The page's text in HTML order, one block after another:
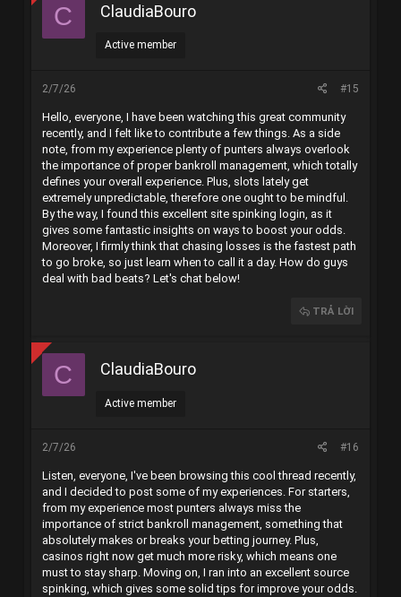
C ClaudiaBouro
Active member
2/7/26 #15
Hello, everyone, I have been watching this great community
recently, and I felt like to contribute a few things. As a side
note, from my experience plenty of punters always overlook
the importance of proper bankroll management, which totally
defines your overall experience. Plus, slots lately get
extremely unpredictable, therefore one ought to be mindful.
By the way, I found this excellent site spinking login, as it
gives some fantastic insights on ways to boost your odds.
Moreover, I firmly think that chasing losses is the fastest path
to go broke, so just learn when to call it a day. How do guys
deal with bad beats? Let's chat below!
TRẢ LỜI
C ClaudiaBouro
Active member
2/7/26 #16
Listen, everyone, I've been browsing this cool thread recently,
and I decided to post some of my experiences. For starters,
from my experience most punters always miss the
importance of strict bankroll management, something that
absolutely makes or breaks your betting journey. Plus,
casinos right now get much more risky, which means one
must to stay sharp. Moving on, I ran into an excellent source
spinking , which gives some solid tips for improve your odds.